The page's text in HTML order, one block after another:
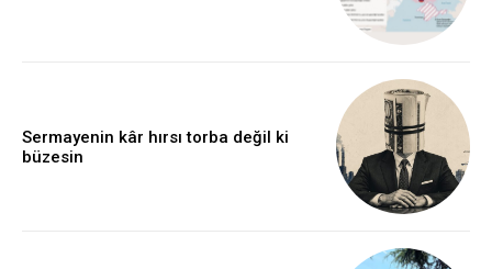
Sermayenin kâr hırsı torba değil ki
büzesin